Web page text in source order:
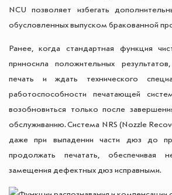
NCU позволяет избегать
обусловленных выпуском бракованной
Ранее, когда стандартная функция
приносила положительных
печать и ждать технического
работоспособности печатающей
возобновиться только после
обслуживанию. Система NRS (Nozzle
даже при выпадении части дюз до
продолжать печатать, обеспечивая
замещения дефектных дюз исправными.